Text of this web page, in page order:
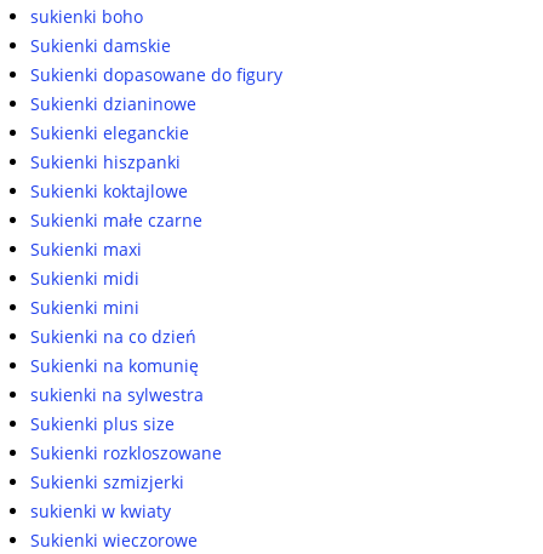
sukienki boho
Sukienki damskie
Sukienki dopasowane do figury
Sukienki dzianinowe
Sukienki eleganckie
Sukienki hiszpanki
Sukienki koktajlowe
Sukienki małe czarne
Sukienki maxi
Sukienki midi
Sukienki mini
Sukienki na co dzień
Sukienki na komunię
sukienki na sylwestra
Sukienki plus size
Sukienki rozkloszowane
Sukienki szmizjerki
sukienki w kwiaty
Sukienki wieczorowe